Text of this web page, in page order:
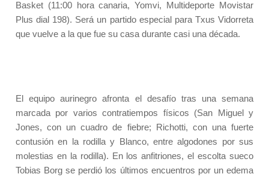
Basket (11:00 hora canaria, Yomvi, Multideporte Movistar
Plus dial 198). Será un partido especial para Txus Vidorreta
que vuelve a la que fue su casa durante casi una década.
El equipo aurinegro afronta el desafío tras una semana
marcada por varios contratiempos físicos (San Miguel y
Jones, con un cuadro de fiebre; Richotti, con una fuerte
contusión en la rodilla y Blanco, entre algodones por sus
molestias en la rodilla). En los anfitriones, el escolta sueco
Tobias Borg se perdió los últimos encuentros por un edema